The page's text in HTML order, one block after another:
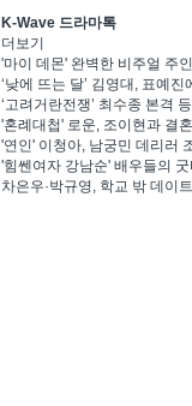
K-Wave 드라마톡
더보기
'마이 데몬' 완벽한 비주얼 주
‘낮에 뜨는 달’ 김영대, 표예진
‘고려거란전쟁’ 최수종 본격
'혼례대첩' 로운, 조이현과 결
'연인' 이청아, 남궁민 데리러
'힘쎈여자 강남순' 배우들의
차은우·박규영, 학교 밖 데이